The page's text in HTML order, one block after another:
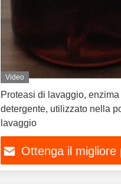
Video
Proteasi di lavaggio, enzima
detergente, utilizzato nella
lavaggio
Ottenga il migliore